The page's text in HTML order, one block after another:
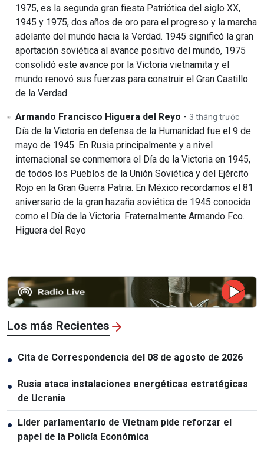
1975, es la segunda gran fiesta Patriótica del siglo XX,
1945 y 1975, dos años de oro para el progreso y la marcha
adelante del mundo hacia la Verdad. 1945 significó la gran
aportación soviética al avance positivo del mundo, 1975
consolidó este avance por la Victoria vietnamita y el
mundo renovó sus fuerzas para construir el Gran Castillo
de la Verdad.
Armando Francisco Higuera del Reyo - 3 tháng trước
Día de la Victoria en defensa de la Humanidad fue el 9 de
mayo de 1945. En Rusia principalmente y a nivel
internacional se conmemora el Día de la Victoria en 1945,
de todos los Pueblos de la Unión Soviética y del Ejército
Rojo en la Gran Guerra Patria. En México recordamos el 81
aniversario de la gran hazaña soviética de 1945 conocida
como el Día de la Victoria. Fraternalmente Armando Fco.
Higuera del Reyo
Los más Recientes
● Cita de Correspondencia del 08 de agosto de 2026
● Rusia ataca instalaciones energéticas estratégicas
de Ucrania
● Líder parlamentario de Vietnam pide reforzar el
papel de la Policía Económica